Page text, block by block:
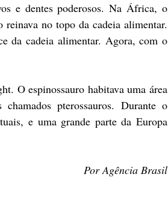
e dentes poderosos. Na África, o
no topo da cadeia alimentar.
da cadeia alimentar. Agora, com o
O espinossauro habitava uma área
pterossauros. Durante o
e uma grande parte da Europa
Por Agência Brasil